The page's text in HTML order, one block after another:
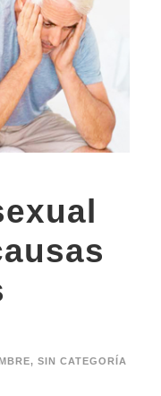
, SIN CATEGORÍA